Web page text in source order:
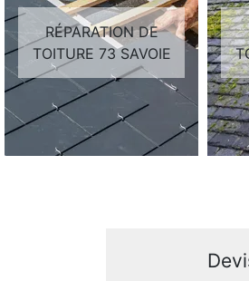
RÉPARATION DE
TOITURE 73 SAVOIE